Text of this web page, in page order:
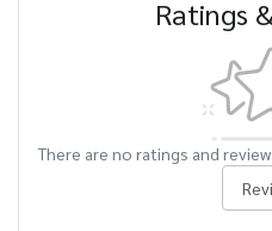
Ratings
There are no ratings and